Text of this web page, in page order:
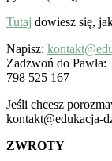
Tutaj dowiesz się,
Napisz:
Zadzwoń do Pawła:
798 525 167
Jeśli chcesz
kontakt@edukacja-
ZWROTY